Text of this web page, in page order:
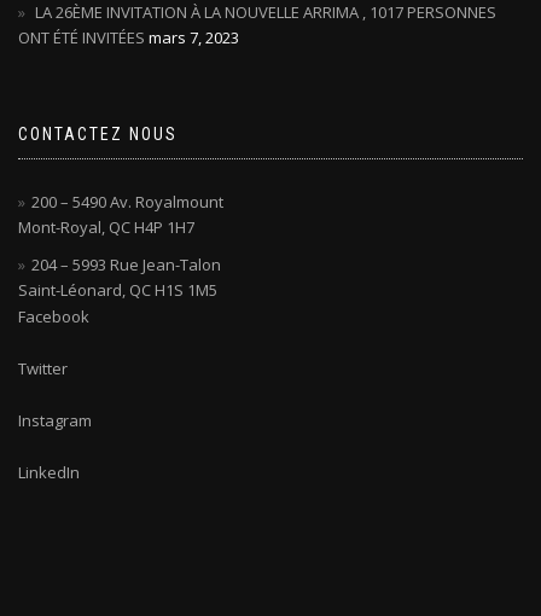
LA 26ÈME INVITATION À LA NOUVELLE ARRIMA , 1017 PERSONNES
ONT ÉTÉ INVITÉES mars 7, 2023
CONTACTEZ NOUS
200 – 5490 Av. Royalmount
Mont-Royal, QC H4P 1H7
204 – 5993 Rue Jean-Talon
Saint-Léonard, QC H1S 1M5
Facebook
Twitter
Instagram
LinkedIn